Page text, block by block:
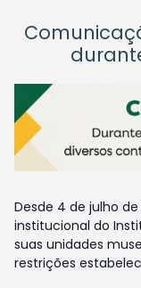
Desde 4 de julho
institucional do
suas unidades
restrições